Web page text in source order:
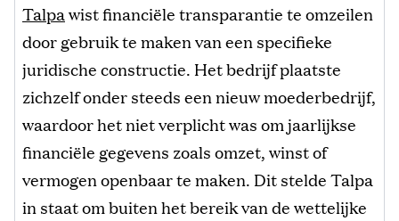
Talpawist financiële transparantie te omzeilen
door gebruik te maken van een specifieke
juridische constructie. Het bedrijf plaatste
zichzelf onder steeds een nieuw moederbedrijf,
waardoor het niet verplicht was om jaarlijkse
financiële gegevens zoals omzet, winst of
vermogen openbaar te maken. Dit stelde Talpa
in staat om buiten het bereik van de wettelijke